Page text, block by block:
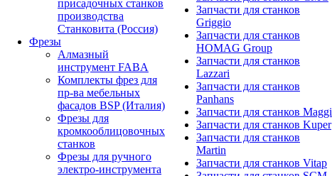
присадочных станков
производства
Станковита (Россия)
Фрезы
Алмазный
инструмент FABA
Комплекты фрез для
пр-ва мебельных
фасадов BSP (Италия)
Фрезы для
кромкооблицовочных
станков
Фрезы для ручного
электро-инструмента
Запчасти для станков
Griggio
Запчасти для станков
HOMAG Group
Запчасти для станков
Lazzari
Запчасти для станков
Panhans
Запчасти для станков Maggi
Запчасти для станков Kuper
Запчасти для станков
Martin
Запчасти для станков Vitap